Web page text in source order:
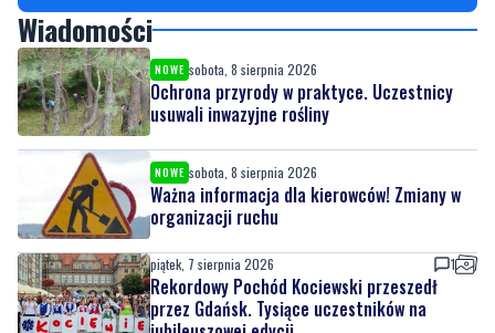
Wiadomości
NOWE sobota, 8 sierpnia 2026
Ochrona przyrody w praktyce. Uczestnicy
usuwali inwazyjne rośliny
NOWE sobota, 8 sierpnia 2026
Ważna informacja dla kierowców! Zmiany w
organizacji ruchu
piątek, 7 sierpnia 2026 1
Rekordowy Pochód Kociewski przeszedł
przez Gdańsk. Tysiące uczestników na